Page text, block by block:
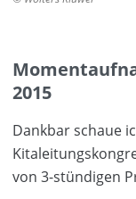
2015
Dankbar schaue
von 3-stündigen